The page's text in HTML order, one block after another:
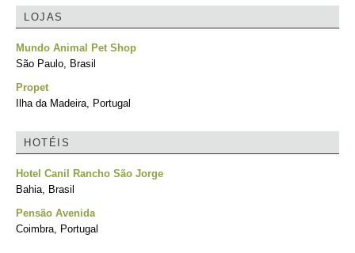
LOJAS
Mundo Animal Pet Shop
São Paulo, Brasil
Propet
Ilha da Madeira, Portugal
HOTÉIS
Hotel Canil Rancho São Jorge
Bahia, Brasil
Pensão Avenida
Coimbra, Portugal